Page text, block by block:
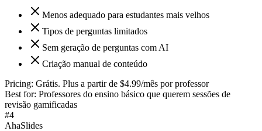
Menos adequado para estudantes mais velhos
Tipos de perguntas limitados
Sem geração de perguntas com AI
Criação manual de conteúdo
Pricing: Grátis. Plus a partir de $4.99/mês por professor
Best for: Professores do ensino básico que querem sessões de
revisão gamificadas
#4
AhaSlides